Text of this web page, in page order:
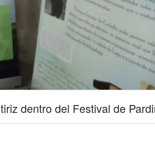
dentro del Festival de